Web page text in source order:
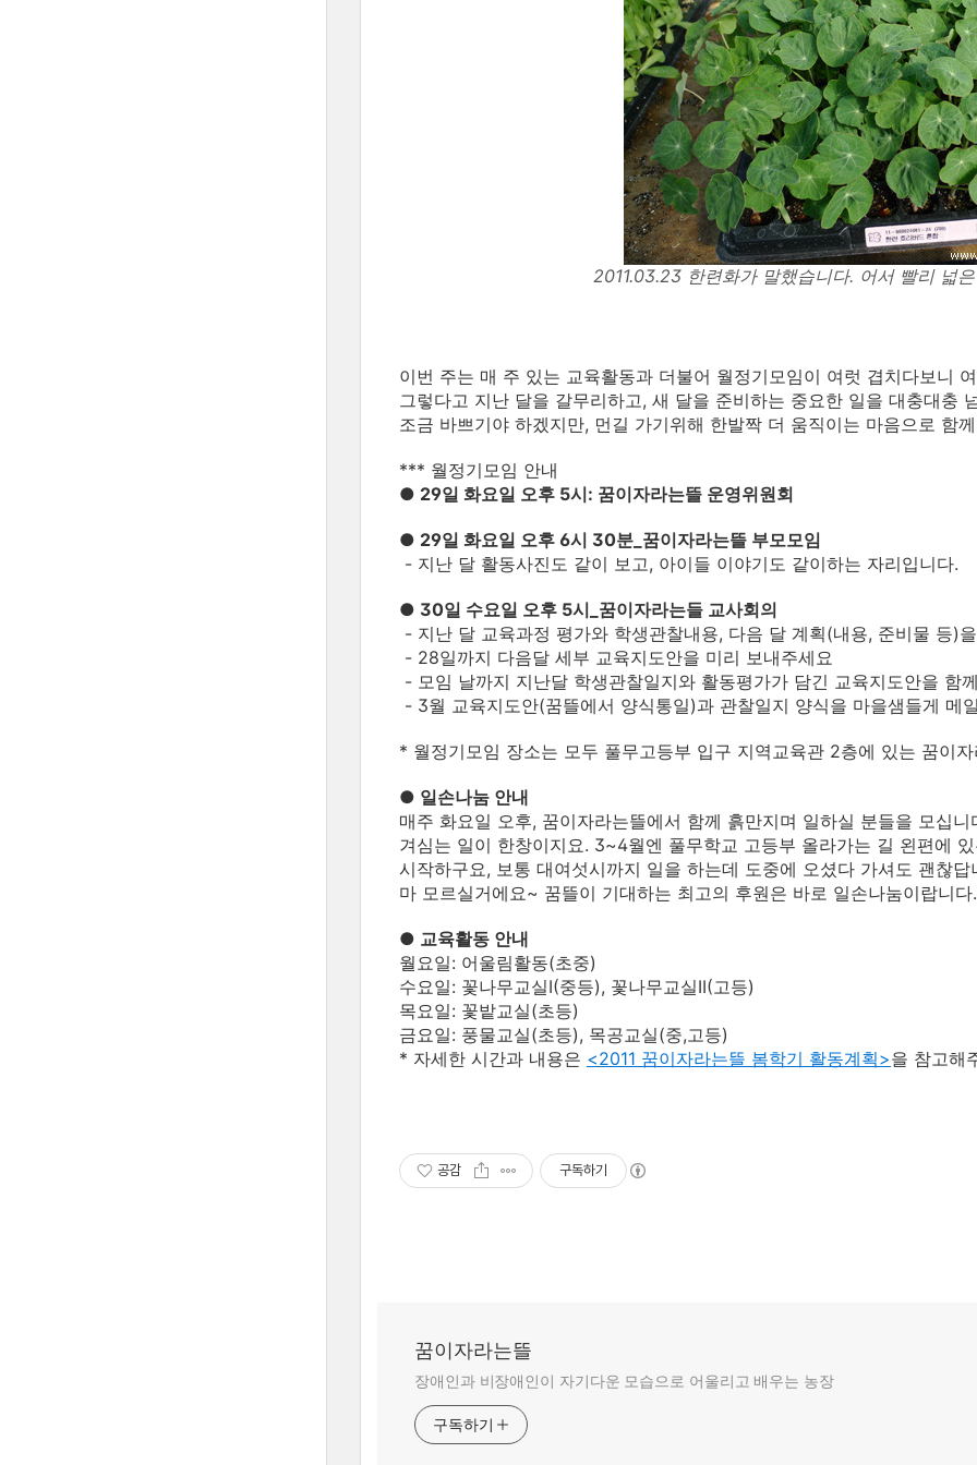
2011.03.23 한련화가 말했습니다. 어서 빨리 넓
이번 주는 매 주 있는 교육활동과 더불어 월정기모임이 여럿 겹치다보니
그렇다고 지난 달을 갈무리하고, 새 달을 준비하는 중요한 일을 대충대충
조금 바쁘기야 하겠지만, 먼길 가기위해 한발짝 더 움직이는 마음으로 함
*** 월정기모임 안내
● 29일 화요일 오후 5시: 꿈이자라는뜰 운영위원회
● 29일 화요일 오후 6시 30분_꿈이자라는뜰 부모모임
- 지난 달 활동사진도 같이 보고, 아이들 이야기도 같이하는 자리입니다.
● 30일 수요일 오후 5시_꿈이자라는들 교사회의
- 지난 달 교육과정 평가와 학생관찰내용, 다음 달 계획(내용, 준비물 등)
- 28일까지 다음달 세부 교육지도안을 미리 보내주세요
- 모임 날까지 지난달 학생관찰일지와 활동평가가 담긴 교육지도안을 함
- 3월 교육지도안(꿈뜰에서 양식통일)과 관찰일지 양식을 마을샘들게 메
* 월정기모임 장소는 모두 풀무고등부 입구 지역교육관 2층에 있는 꿈이
● 일손나눔 안내
매주 화요일 오후, 꿈이자라는뜰에서 함께 흙만지며 일하실 분들을 모십
겨심는 일이 한창이지요. 3~4월엔 풀무학교 고등부 올라가는 길 왼편에
시작하구요, 보통 대여섯시까지 일을 하는데 도중에 오셨다 가셔도 괜찮
마 모르실거에요~ 꿈뜰이 기대하는 최고의 후원은 바로 일손나눔이랍니다.
● 교육활동 안내
월요일: 어울림활동(초중)
수요일: 꽃나무교실I(중등), 꽃나무교실II(고등)
목요일: 꽃밭교실(초등)
금요일: 풍물교실(초등), 목공교실(중,고등)
* 자세한 시간과 내용은 <2011 꿈이자라는뜰 봄학기 활동계획>을 참고해
공감 구독하기
꿈이자라는뜰
장애인과 비장애인이 자기다운 모습으로 어울리고 배우는 농장
구독하기